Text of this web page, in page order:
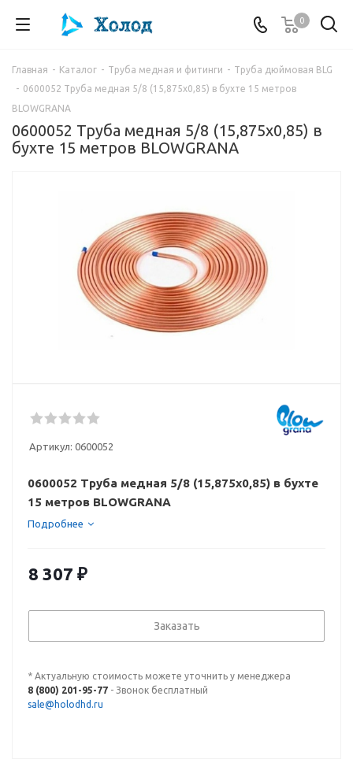
0
Главная - Каталог - Труба медная и фитинги - Труба дюймовая BLG
- 0600052 Труба медная 5/8 (15,875х0,85) в бухте 15 метров
BLOWGRANA
0600052 Труба медная 5/8 (15,875х0,85) в
бухте 15 метров BLOWGRANA
Артикул: 0600052
0600052 Труба медная 5/8 (15,875х0,85) в бухте
15 метров BLOWGRANA
Подробнее
8 307 ₽
Заказать
* Актуальную стоимость можете уточнить у менеджера
8 (800) 201-95-77 - Звонок бесплатный
sale@holodhd.ru